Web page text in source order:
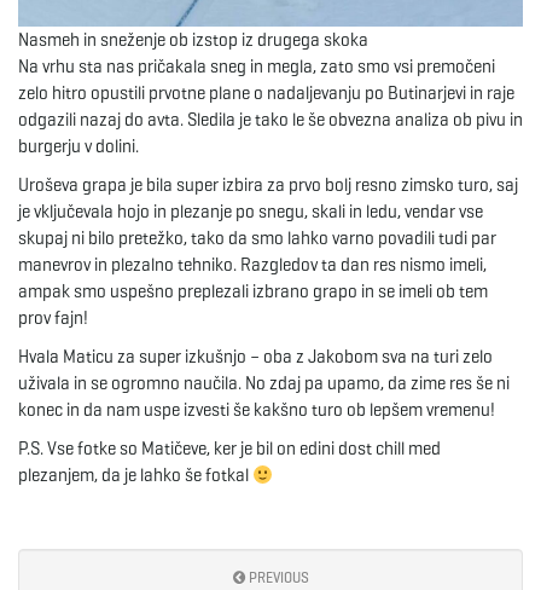
Nasmeh in sneženje ob izstop iz drugega skoka
Na vrhu sta nas pričakala sneg in megla, zato smo vsi premočeni
zelo hitro opustili prvotne plane o nadaljevanju po Butinarjevi in raje
odgazili nazaj do avta. Sledila je tako le še obvezna analiza ob pivu in
burgerju v dolini.
Uroševa grapa je bila super izbira za prvo bolj resno zimsko turo, saj
je vključevala hojo in plezanje po snegu, skali in ledu, vendar vse
skupaj ni bilo pretežko, tako da smo lahko varno povadili tudi par
manevrov in plezalno tehniko. Razgledov ta dan res nismo imeli,
ampak smo uspešno preplezali izbrano grapo in se imeli ob tem
prov fajn!
Hvala Maticu za super izkušnjo – oba z Jakobom sva na turi zelo
uživala in se ogromno naučila. No zdaj pa upamo, da zime res še ni
konec in da nam uspe izvesti še kakšno turo ob lepšem vremenu!
P.S. Vse fotke so Matičeve, ker je bil on edini dost chill med
plezanjem, da je lahko še fotkal
PREVIOUS